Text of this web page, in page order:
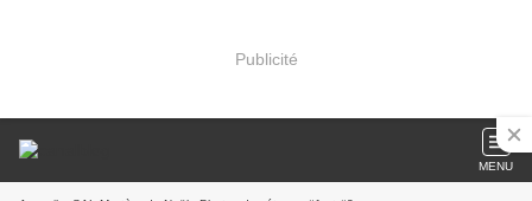
Publicité
MENU